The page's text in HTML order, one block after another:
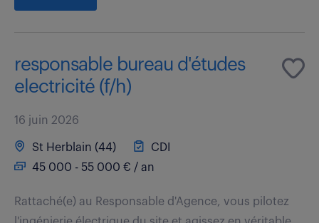
responsable bureau d'études
electricité (f/h)
16 juin 2026
St Herblain (44)
CDI
45 000 - 55 000 € / an
Rattaché(e) au Responsable d'Agence, vous pilotez